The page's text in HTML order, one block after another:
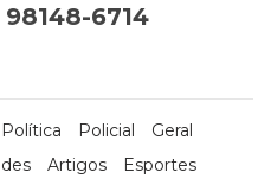
98148-6714
Política Policial
Geral
Artigos
Esportes